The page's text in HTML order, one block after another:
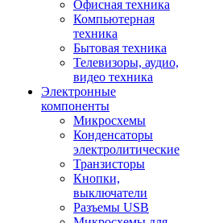
Офисная техника
Компьютерная
техника
Бытовая техника
Телевизоры, аудио,
видео техника
Электронные
компоненты
Микросхемы
Конденсаторы
электролитические
Транзисторы
Кнопки,
выключатели
Разъемы USB